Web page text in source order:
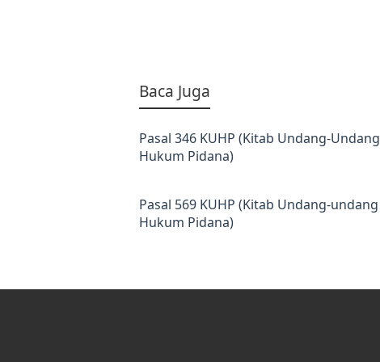
Baca Juga
Pasal 346 KUHP (Kitab Undang-Undang
Hukum Pidana)
Pasal 569 KUHP (Kitab Undang-undang
Hukum Pidana)